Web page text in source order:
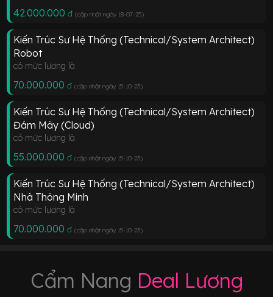
42.000.000 đ (cập nhật ngày 18-07-25)
Kiến Trúc Sư Hệ Thống (Technical/System Architect)
Robot
có mức lương là
70.000.000 đ (cập nhật ngày 15-10-23)
Kiến Trúc Sư Hệ Thống (Technical/System Architect)
Đám Mây (Cloud)
có mức lương là
55.000.000 đ (cập nhật ngày 15-10-23)
Kiến Trúc Sư Hệ Thống (Technical/System Architect)
Nhà Thông Minh
có mức lương là
70.000.000 đ (cập nhật ngày 15-10-23)
Cẩm Nang Deal Lương